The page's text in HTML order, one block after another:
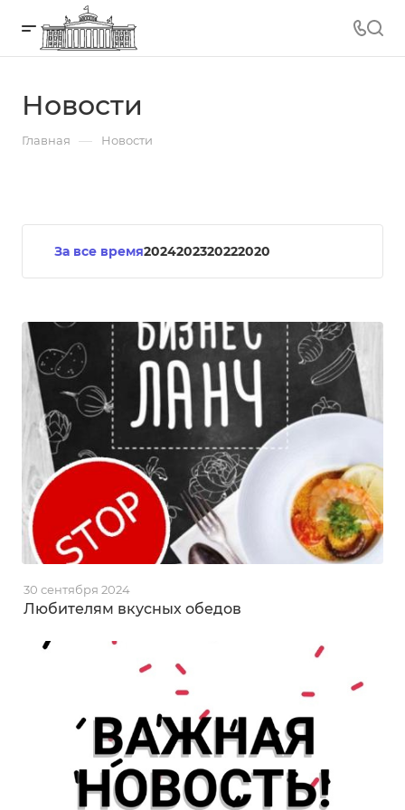
Новости
Главная — Новости
За все время2024202320222020
Любителям вкусных обедов
30 сентября 2024